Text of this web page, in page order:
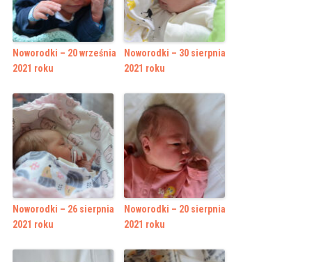
Noworodki – 20 września
2021 roku
Noworodki – 30 sierpnia
2021 roku
Noworodki – 26 sierpnia
2021 roku
Noworodki – 20 sierpnia
2021 roku